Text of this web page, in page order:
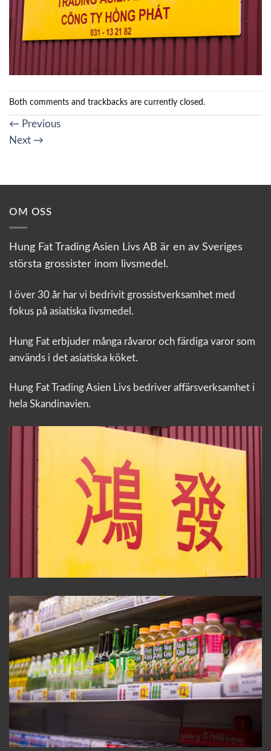
Both comments and trackbacks are currently closed.
← Previous
Next →
OM OSS
Hung Fat Trading Asien Livs AB är en av Sveriges
största grossister inom livsmedel.
I över 30 år har vi bedrivit grossistverksamhet med
fokus på asiatiska livsmedel.
Hung Fat erbjuder många råvaror och färdiga varor som
används i det asiatiska köket.
Hung Fat Trading Asien Livs bedriver affärsverksamhet i
hela Skandinavien.